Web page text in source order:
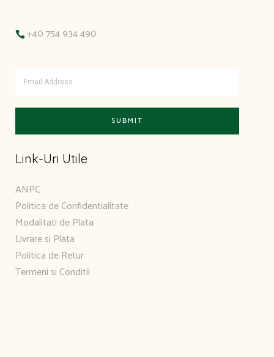
+40 754 934 490
Link-Uri Utile
ANPC
Politica de Confidentialitate
Modalitati de Plata
Livrare si Plata
Politica de Retur
Termeni si Conditii